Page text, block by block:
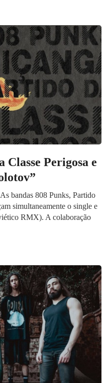
Classe Perigosa e
bandas 808 Punks, Partido
simultaneamente o single e
RMX). A colaboração